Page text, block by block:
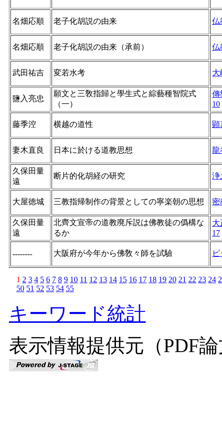
名畑応順 老子化胡説の由来 仏
名畑応順 老子化胡説の由来（承前） 仏
武田祐吉 変若水考 大
鹽入亮忠
願文と三敎指歸と學生式と綜藝種智院式
（一）
傳
10
藤季涳 横越の道性 顕
妻木直良 日本に於ける道教思想 龍
久保田量
遠
断片的化胡経の研究 浄
大屋徳城 三教指帰制作の背景としての寧楽朝の思想 密
久保田量
遠
北齊文宣帝の道教廃斥説は佛教徒の僞構な
るか
大
17
-------- 大阪府が今年から佛敎々師を試驗
1 2 3 4 5 6 7 8 9 10 11 12 13 14 15 16 17 18 19 20 21 22 23 24
50 51 52 53 54 55
キーワード統計
表示情報提供元（PDF